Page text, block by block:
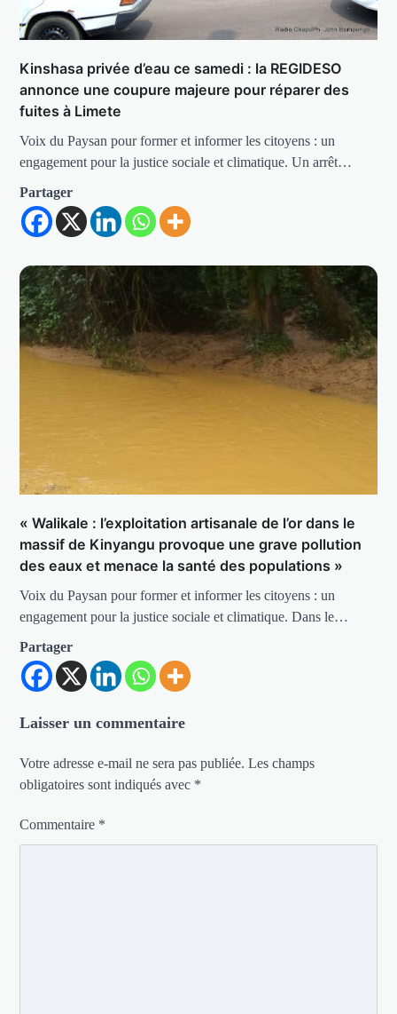
Kinshasa privée d’eau ce samedi : la REGIDESO
annonce une coupure majeure pour réparer des
fuites à Limete
Voix du Paysan pour former et informer les citoyens : un
engagement pour la justice sociale et climatique. Un arrêt…
Partager
« Walikale : l’exploitation artisanale de l’or dans le
massif de Kinyangu provoque une grave pollution
des eaux et menace la santé des populations »
Voix du Paysan pour former et informer les citoyens : un
engagement pour la justice sociale et climatique. Dans le…
Partager
Laisser un commentaire
Votre adresse e-mail ne sera pas publiée. Les champs
obligatoires sont indiqués avec *
Commentaire *